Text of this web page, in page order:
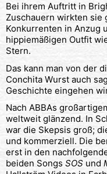
Bei ihrem Auftritt in
Zuschauern wirkten sie
Konkurrenten in Anzug
hippiemäßigen Outfit
Stern.
Das kann man von der
Conchita Wurst auch
Geschichte eingehen
Nach ABBAs
weltweit glänzend. In
war die Skepsis groß;
und kommerziell. Die
erst in den
beiden Songs SOS und